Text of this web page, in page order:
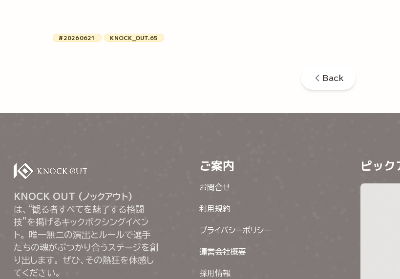
#20260621 KNOCK_OUT.65
Back
KNOCK OUT (ノックアウト)
は、“観る者すべてを魅了する格闘
技”を掲げるキックボクシングイベン
ト。 唯一無二の演出とルールで選手
たちの魂がぶつかり合うステージを創
り出します。 ぜひ、その熱狂を体感し
てください。
ご案内
お問合せ
利用規約
プライバシーポリシー
運営会社概要
採用情報
ピッ